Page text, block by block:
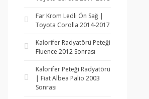
Far Krom Ledli Ön Sağ |
Toyota Corolla 2014-2017
Kalorifer Radyatörü Peteği
Fluence 2012 Sonrası
Kalorifer Peteği Radyatörü
| Fiat Albea Palio 2003
Sonrası